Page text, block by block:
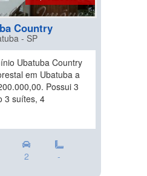
Country
- SP
Ubatuba Country
em Ubatuba a
Possui 3
3 suítes, 4
2 -